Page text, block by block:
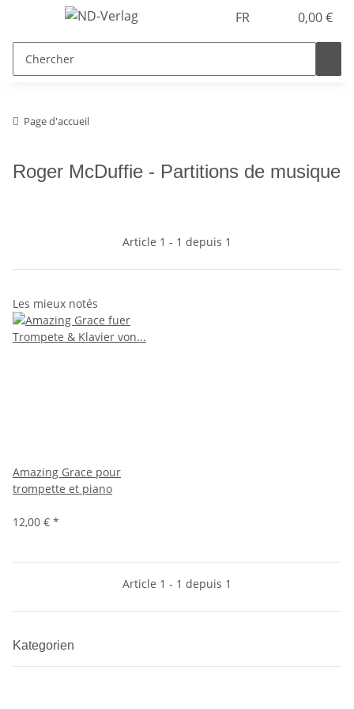
FR 0,00 €
Page d'accueil
Roger McDuffie - Partitions de musique
Article 1 - 1 depuis 1
Les mieux notés
Amazing Grace pour
trompette et piano
12,00 € *
Article 1 - 1 depuis 1
Kategorien